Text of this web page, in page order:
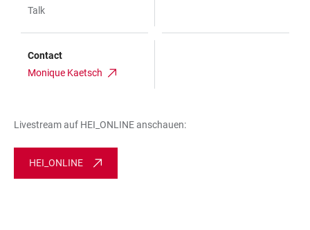
Talk
Contact
Monique Kaetsch
Livestream auf HEI_ONLINE anschauen:
HEI_ONLINE